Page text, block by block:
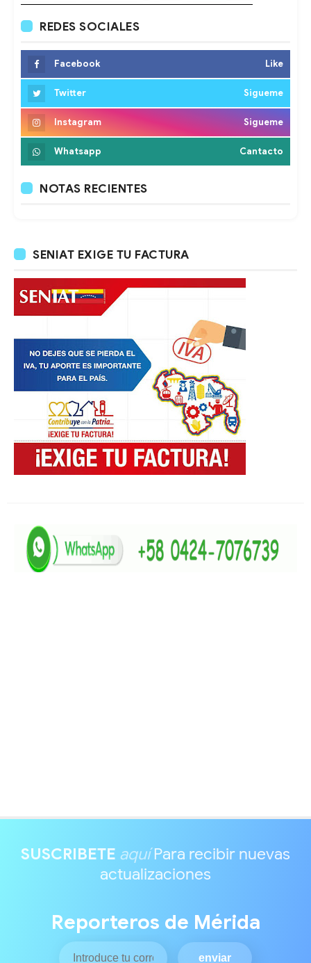
REDES SOCIALES
Facebook Like
Twitter Sigueme
Instagram Sigueme
Whatsapp Cantacto
NOTAS RECIENTES
SENIAT EXIGE TU FACTURA
SUSCRIBETE aquíPara recibir nuevas
actualizaciones
Reporteros de Mérida